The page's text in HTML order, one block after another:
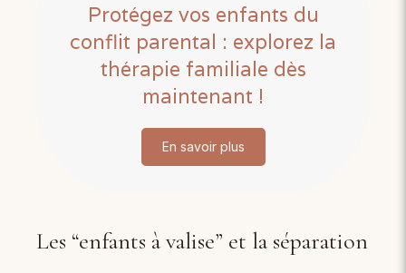
Protégez vos enfants du
conflit parental : explorez la
thérapie familiale dès
maintenant !
En savoir plus
Les “enfants à valise” et la séparation